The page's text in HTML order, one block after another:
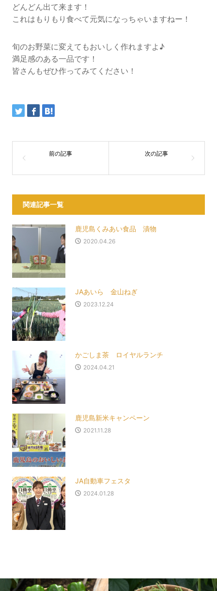
どんどん出て来ます！
これはもりもり食べて元気になっちゃいますねー！
旬のお野菜に変えてもおいしく作れますよ♪
満足感のある一品です！
皆さんもぜひ作ってみてください！
関連記事一覧
鹿児島くみあい食品 漬物
2020.04.26
JAあいら 金山ねぎ
2023.12.24
かごしま茶 ロイヤルランチ
2024.04.21
鹿児島新米キャンペーン
2021.11.28
JA自動車フェスタ
2024.01.28